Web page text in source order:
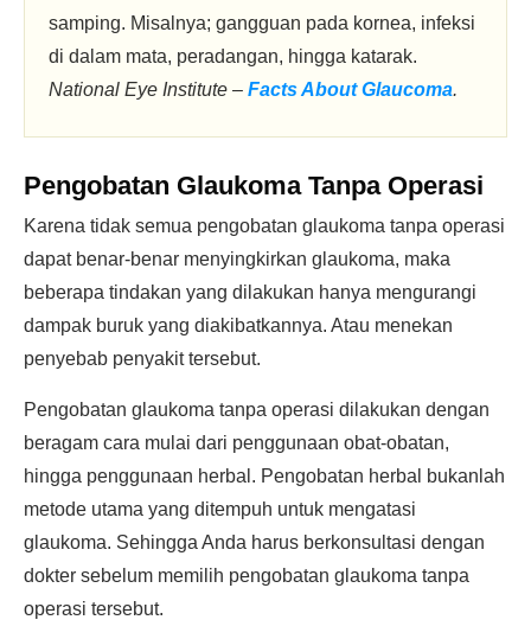
samping. Misalnya; gangguan pada kornea, infeksi
di dalam mata, peradangan, hingga katarak.
National Eye Institute – Facts About Glaucoma.
Pengobatan Glaukoma Tanpa Operasi
Karena tidak semua pengobatan glaukoma tanpa operasi
dapat benar-benar menyingkirkan glaukoma, maka
beberapa tindakan yang dilakukan hanya mengurangi
dampak buruk yang diakibatkannya. Atau menekan
penyebab penyakit tersebut.
Pengobatan glaukoma tanpa operasi dilakukan dengan
beragam cara mulai dari penggunaan obat-obatan,
hingga penggunaan herbal. Pengobatan herbal bukanlah
metode utama yang ditempuh untuk mengatasi
glaukoma. Sehingga Anda harus berkonsultasi dengan
dokter sebelum memilih pengobatan glaukoma tanpa
operasi tersebut.